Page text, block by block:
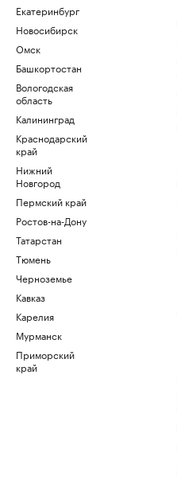
Екатеринбург
Новосибирск
Омск
Башкортостан
Вологодская
область
Калининград
Краснодарский
край
Нижний
Новгород
Пермский край
Ростов-на-Дону
Татарстан
Тюмень
Черноземье
Кавказ
Карелия
Мурманск
Приморский
край